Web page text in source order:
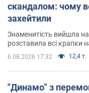
скандалом: чому
захейтили
Знаменитість вийшла
розставила всі крапки
6.08.2026 17:32 12,4 т.
"Динамо" з